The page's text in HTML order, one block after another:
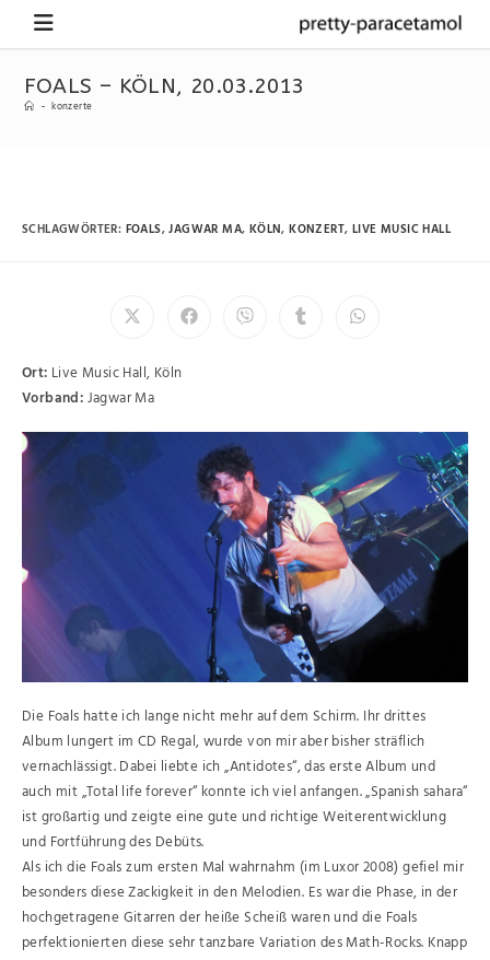
FOALS – KÖLN, 20.03.2013
- konzerte
SCHLAGWÖRTER: FOALS,JAGWAR MA, KÖLN, KONZERT, LIVE MUSIC HALL
Ort: Live Music Hall, Köln
Vorband:Jagwar Ma
Die Foals hatte ich lange nicht mehr auf dem Schirm. Ihr drittes
Album lungert im CD Regal, wurde von mir aber bisher sträflich
vernachlässigt. Dabei liebte ich „Antidotes“, das erste Album und
auch mit „Total life forever“ konnte ich viel anfangen. „Spanish sahara“
ist großartig und zeigte eine gute und richtige Weiterentwicklung
und Fortführung des Debüts.
Als ich die Foals zum ersten Mal wahrnahm (im Luxor 2008) gefiel mir
besonders diese Zackigkeit in den Melodien. Es war die Phase, in der
hochgetragene Gitarren der heiße Scheiß waren und die Foals
perfektionierten diese sehr tanzbare Variation des Math-Rocks. Knapp